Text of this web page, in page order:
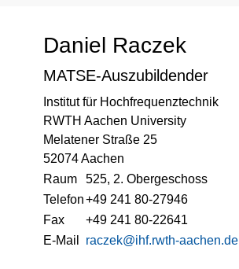
Daniel Raczek
MATSE-Auszubildender
Institut für Hochfrequenztechnik
RWTH Aachen University
Melatener Straße 25
52074 Aachen
Raum
525, 2. Obergeschoss
Telefon+49 241 80-27946
Fax
+49 241 80-22641
E-Mail
raczek@ihf.rwth-aachen.de